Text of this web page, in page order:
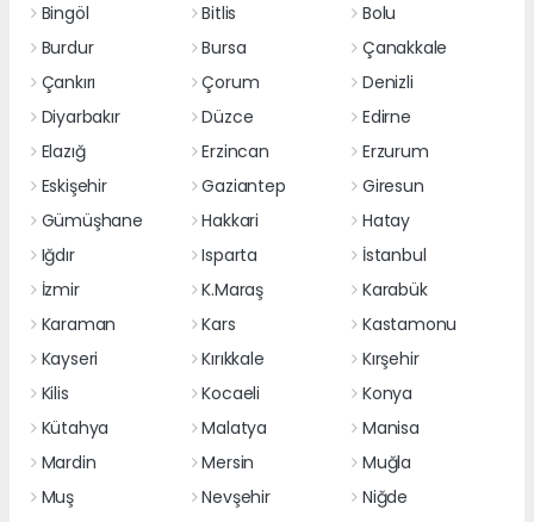
Bingöl
Bitlis
Bolu
Burdur
Bursa
Çanakkale
Çankırı
Çorum
Denizli
Diyarbakır
Düzce
Edirne
Elazığ
Erzincan
Erzurum
Eskişehir
Gaziantep
Giresun
Gümüşhane
Hakkari
Hatay
Iğdır
Isparta
İstanbul
İzmir
K.Maraş
Karabük
Karaman
Kars
Kastamonu
Kayseri
Kırıkkale
Kırşehir
Kilis
Kocaeli
Konya
Kütahya
Malatya
Manisa
Mardin
Mersin
Muğla
Muş
Nevşehir
Niğde